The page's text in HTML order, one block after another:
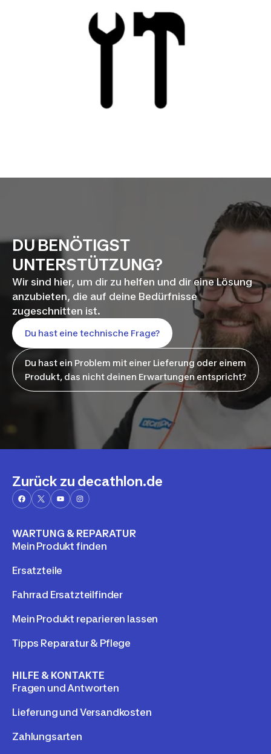
DU BENÖTIGST
UNTERSTÜTZUNG?
Wir sind hier, um dir zu helfen und dir eine Lösung
anzubieten, die auf deine Bedürfnisse
zugeschnitten ist.
Du hast eine technische Frage?
Du hast ein Problem mit einer Lieferung oder einem
Produkt, das nicht deinen Erwartungen entspricht?
Zurück zu decathlon.de
WARTUNG & REPARATUR
Mein Produkt finden
Ersatzteile
Fahrrad Ersatzteilfinder
Mein Produkt reparieren lassen
Tipps Reparatur & Pflege
HILFE & KONTAKTE
Fragen und Antworten
Lieferung und Versandkosten
Zahlungsarten